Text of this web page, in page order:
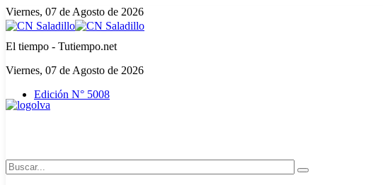
Viernes, 07 de Agosto de 2026
El tiempo - Tutiempo.net
Viernes, 07 de Agosto de 2026
Edición N° 5008